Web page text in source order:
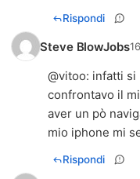
Rispondi
Steve BlowJobs
@vitoo: infatti si
confrontavo il
aver un pò
mio iphone mi
Rispondi